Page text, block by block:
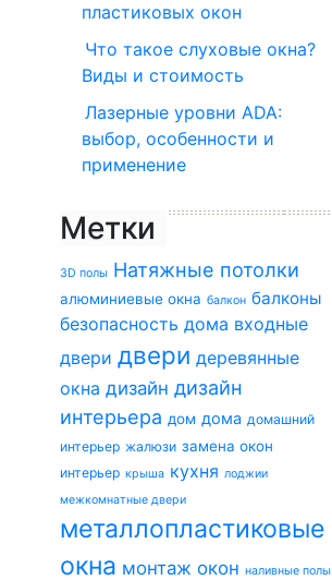
пластиковых окон
Что такое слуховые окна?
Виды и стоимость
Лазерные уровни ADA:
выбор, особенности и
применение
Метки
3D полы Натяжные потолки
алюминиевые окна балкон балконы
безопасность дома входные
двери двери деревянные
окна дизайн дизайн
интерьера дом дома домашний
интерьер жалюзи замена окон
интерьер крыша кухня лоджии
межкомнатные двери
металлопластиковые
окна монтаж окон наливные полы